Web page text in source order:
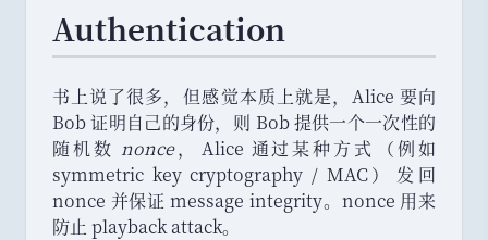
Authentication
书上说了很多， 但感觉本质上就是，
Alice 要向
Bob 证明自己的身份，
则 Bob 提供一个一次性的
随机数nonce， Alice 通过某种方式 （例如
symmetric key cryptography / MAC）
发回
nonce 并保证 message integrity。 nonce 用来
防止 playback attack。